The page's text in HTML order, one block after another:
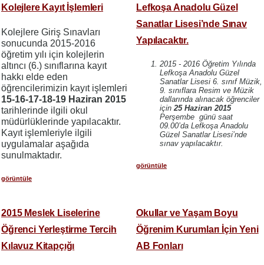
Kolejlere Kayıt İşlemleri
Kolejlere Giriş Sınavları
sonucunda 2015-2016
öğretim yılı için kolejlerin
altıncı (6.) sınıflarına kayıt
hakkı elde eden
öğrencilerimizin kayıt işlemleri
15-16-17-18-19 Haziran 2015
tarihlerinde ilgili okul
müdürlüklerinde yapılacaktır.
Kayıt işlemleriyle ilgili
uygulamalar aşağıda
sunulmaktadır.
görüntüle
Lefkoşa Anadolu Güzel
Sanatlar Lisesi’nde Sınav
Yapılacaktır.
2015 - 2016 Öğretim Yılında
Lefkoşa Anadolu Güzel
Sanatlar Lisesi 6. sınıf Müzik,
9. sınıflara Resim ve Müzik
dallarında alınacak öğrenciler
için 25 Haziran 2015
Perşembe günü saat
09.00’da Lefkoşa Anadolu
Güzel Sanatlar Lisesi’nde
sınav yapılacaktır.
görüntüle
2015 Meslek Liselerine
Öğrenci Yerleştirme Tercih
Kılavuz Kitapçığı
Okullar ve Yaşam Boyu
Öğrenim Kurumları İçin Yeni
AB Fonları